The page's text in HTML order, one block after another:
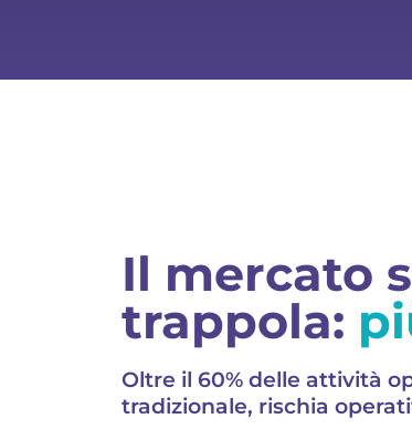
Il mercato
trappola:
Oltre il 60% delle attività
tradizionale, rischia